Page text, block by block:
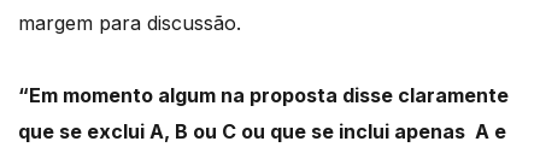
margem para discussão.
“Em momento algum na proposta disse claramente
que se exclui A, B ou C ou que se inclui apenas A e